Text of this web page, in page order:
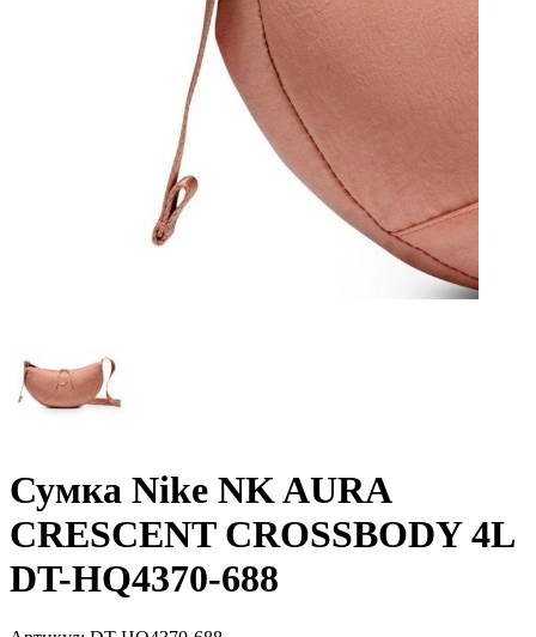
Сумка Nike NK AURA
CRESCENT CROSSBODY 4L
DT-HQ4370-688